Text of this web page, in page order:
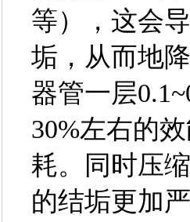
等），这会
垢，从而地
器管一层
30%左右的
耗。同时压
的结垢更加